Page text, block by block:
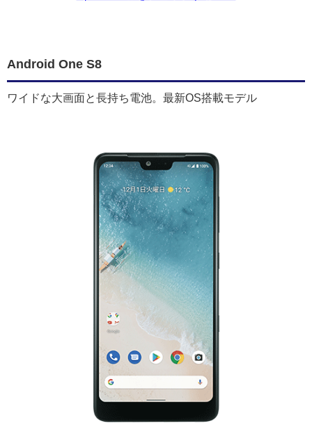
Android One S8
ワイドな大画面と長持ち電池。最新OS搭載モデル